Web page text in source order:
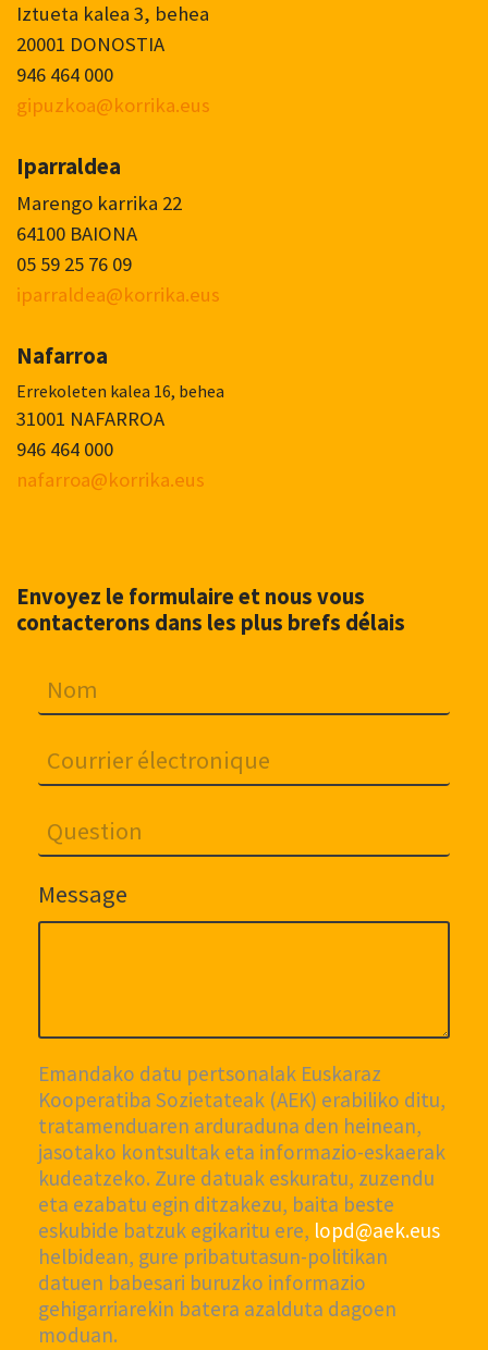
Iztueta kalea 3, behea
20001 DONOSTIA
946 464 000
gipuzkoa@korrika.eus
Iparraldea
Marengo karrika 22
64100 BAIONA
05 59 25 76 09
iparraldea@korrika.eus
Nafarroa
Errekoleten kalea 16, behea
31001 NAFARROA
946 464 000
nafarroa@korrika.eus
Envoyez le formulaire et nous vous
contacterons dans les plus brefs délais
Message
Emandako datu pertsonalak Euskaraz
Kooperatiba Sozietateak (AEK) erabiliko ditu,
tratamenduaren arduraduna den heinean,
jasotako kontsultak eta informazio-eskaerak
kudeatzeko. Zure datuak eskuratu, zuzendu
eta ezabatu egin ditzakezu, baita beste
eskubide batzuk egikaritu ere, lopd@aek.eus
helbidean, gure pribatutasun-politikan
datuen babesari buruzko informazio
gehigarriarekin batera azalduta dagoen
moduan.